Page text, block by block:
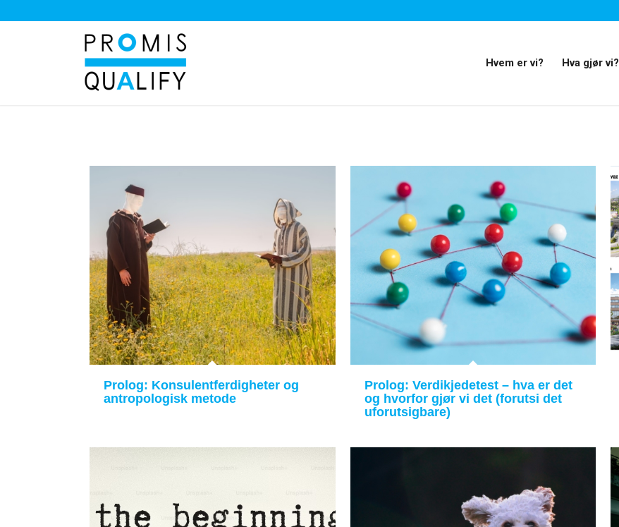
Hvem er vi? Hva gjør vi?
Prolog: Konsulentferdigheter og
antropologisk metode
Prolog: Verdikjedetest – hva er det
og hvorfor gjør vi det (forutsi det
uforutsigbare)